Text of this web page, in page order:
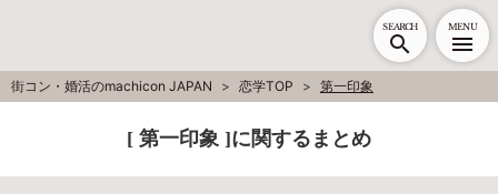
SEARCH MENU
街コン・婚活のmachicon JAPAN 恋学TOP 第一印象
[ 第一印象 ]に関するまとめ